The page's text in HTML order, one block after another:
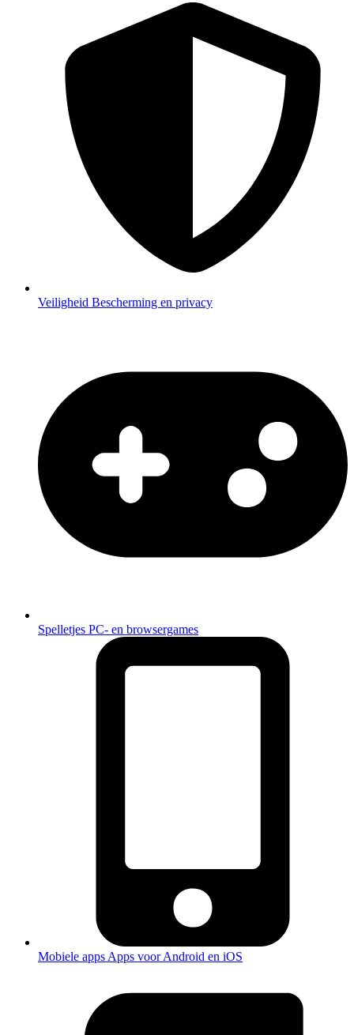
Veiligheid Bescherming en privacy
Spelletjes PC- en browsergames
Mobiele apps Apps voor Android en iOS